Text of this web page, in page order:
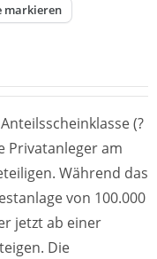
markieren
(?
Privatanleger am
Während das
von 100.000
jetzt ab einer
Die